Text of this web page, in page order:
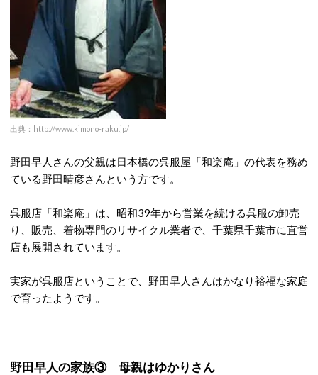
出典：http://www.kimono-raku.jp/
野田早人さんの父親は日本橋の呉服屋「和楽庵」の代表を務め
ている野田晴彦さんという方です。
呉服店「和楽庵」は、昭和39年から営業を続ける呉服の卸売
り、販売、着物専門のリサイクル業者で、千葉県千葉市に直営
店も展開されています。
実家が呉服店ということで、野田早人さんはかなり裕福な家庭
で育ったようです。
野田早人の家族③ 母親はゆかりさん